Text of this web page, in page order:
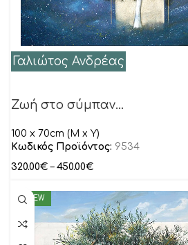
Γαλιώτος Ανδρέας
Ζωή στο σύμπαν…
100 x 70cm (M x Y)
Κωδικός Προϊόντος: 9534
320.00€ – 450.00€
NEW